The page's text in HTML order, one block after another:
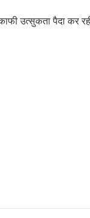
उत्सुकता पैदा कर